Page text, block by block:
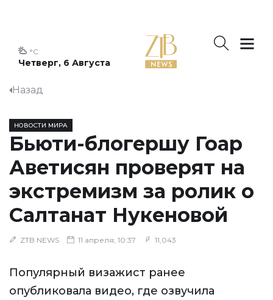
Четверг, 6 Августа
°C
Назад
НОВОСТИ МИРА
Бьюти-блогершу Гоар
Аветисян проверят на
экстремизм за ролик о
Салтанат Нукеновой
ZTB NEWS 11 апреля, 10:37 11,043
Популярный визажист ранее
опубликовала видео, где озвучила